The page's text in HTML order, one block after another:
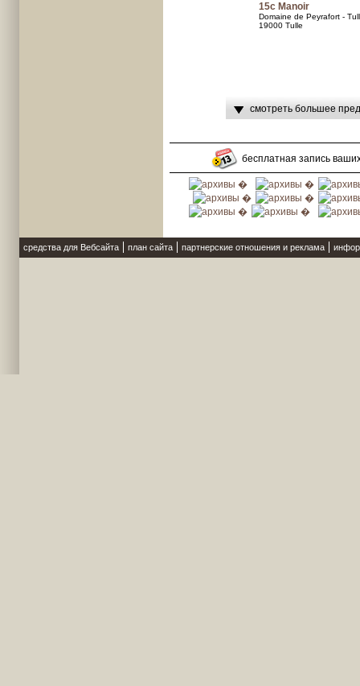
15c Manoir
Domaine de Peyrafort -
19000 Tulle
смотреть большее
бесплатная запись
средства для Вебсайта план сайта партнерские отношения и реклама